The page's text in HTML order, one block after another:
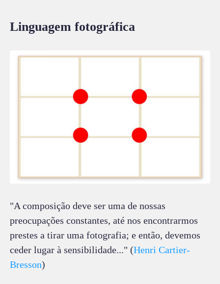
Linguagem fotográfica
"A composição deve ser uma de nossas
preocupações constantes, até nos encontrarmos
prestes a tirar uma fotografia; e então, devemos
ceder lugar à sensibilidade..." (Henri Cartier-
Bresson)